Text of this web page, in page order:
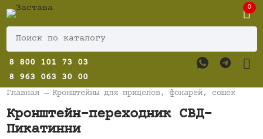
0
8 800 101 73 03
8 963 063 30 00
Главная → Кронштейны для прицелов, фонарей, сошек
Кронштейн-переходник СВД-
Пикатинни